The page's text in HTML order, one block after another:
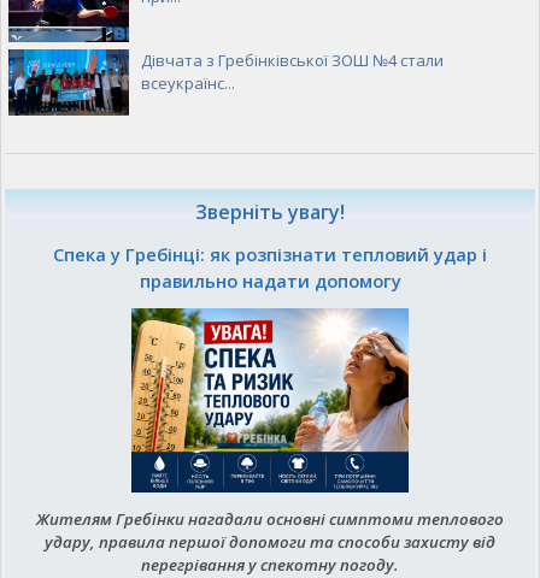
Дівчата з Гребінківської ЗОШ №4 стали
всеукраїнс...
Зверніть увагу!
Спека у Гребінці: як розпізнати тепловий удар і
правильно надати допомогу
Жителям Гребінки нагадали основні симптоми теплового
удару, правила першої допомоги та способи захисту від
перегрівання у спекотну погоду.